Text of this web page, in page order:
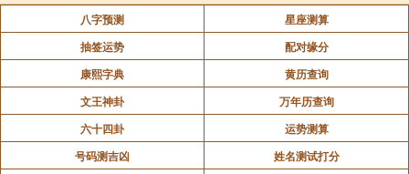
八字预测
星座测算
抽签运势
配对缘分
康熙字典
黄历查询
文王神卦
万年历查询
六十四卦
运势测算
号码测吉凶
姓名测试打分